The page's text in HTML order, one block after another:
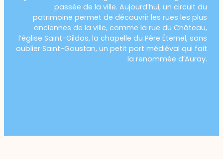
passée de la ville. Aujourd’hui, un circuit du
patrimoine permet de découvrir les rues les plus
anciennes de la ville, comme la rue du Château,
l’église Saint-Gildas, la chapelle du Père Éternel, sans
oublier Saint-Goustan, un petit port médiéval qui fait
la renommée d’Auray.